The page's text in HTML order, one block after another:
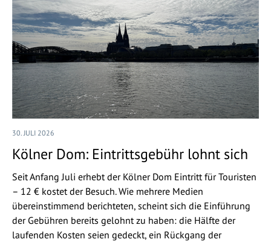
30. JULI 2026
Kölner Dom: Eintrittsgebühr lohnt sich
Seit Anfang Juli erhebt der Kölner Dom Eintritt für Touristen
– 12 € kostet der Besuch. Wie mehrere Medien
übereinstimmend berichteten, scheint sich die Einführung
der Gebühren bereits gelohnt zu haben: die Hälfte der
laufenden Kosten seien gedeckt, ein Rückgang der